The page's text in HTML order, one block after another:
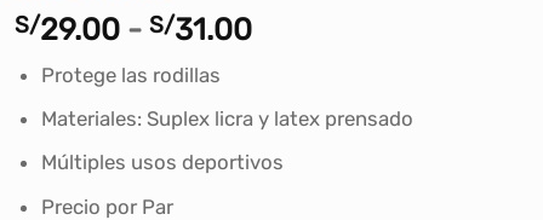
S/29.00 - S/31.00Rango
desde
hasta
Protege las rodillas
Materiales: Suplex licra y latex prensado
Múltiples usos deportivos
Precio por Par